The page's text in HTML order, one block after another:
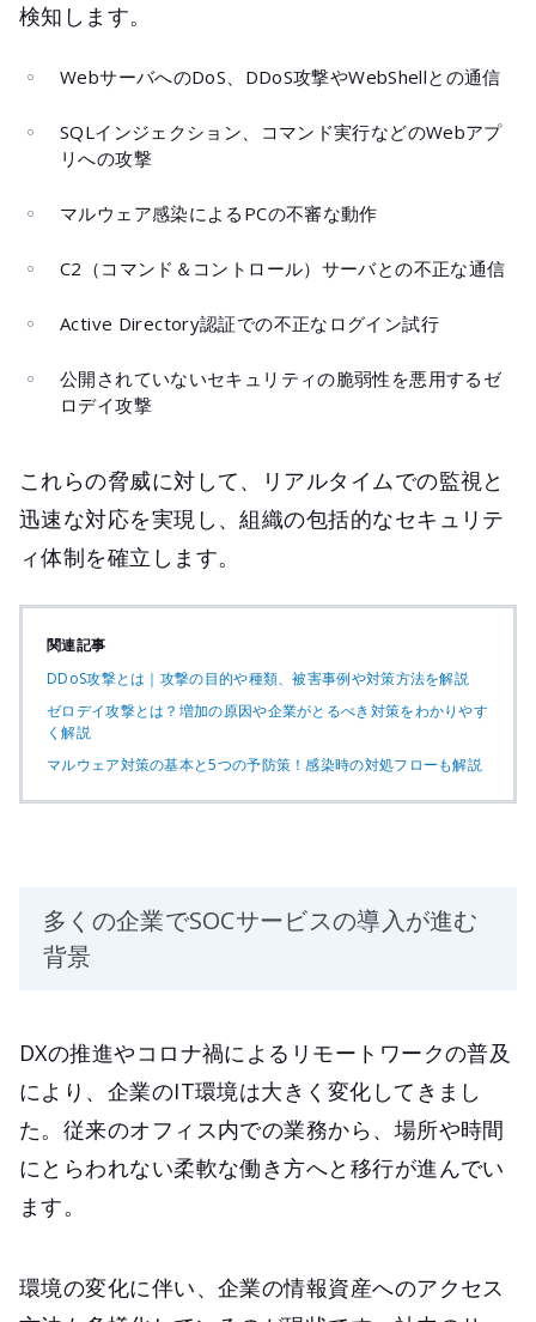
検知します。
WebサーバへのDoS、DDoS攻撃やWebShellとの通信
SQLインジェクション、コマンド実行などのWebアプ
リへの攻撃
マルウェア感染によるPCの不審な動作
C2（コマンド＆コントロール）サーバとの不正な通信
Active Directory認証での不正なログイン試行
公開されていないセキュリティの脆弱性を悪用するゼ
ロデイ攻撃
これらの脅威に対して、リアルタイムでの監視と
迅速な対応を実現し、組織の包括的なセキュリテ
ィ体制を確立します。
関連記事
DDoS攻撃とは｜攻撃の目的や種類、被害事例や対策方法を解説
ゼロデイ攻撃とは？増加の原因や企業がとるべき対策をわかりやす
く解説
マルウェア対策の基本と5つの予防策！感染時の対処フローも解説
多くの企業でSOCサービスの導入が進む
背景
DXの推進やコロナ禍によるリモートワークの普及
により、企業のIT環境は大きく変化してきまし
た。従来のオフィス内での業務から、場所や時間
にとらわれない柔軟な働き方へと移行が進んでい
ます。
環境の変化に伴い、企業の情報資産へのアクセス